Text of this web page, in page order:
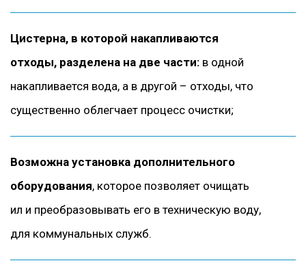
Цистерна, в которой накапливаются
отходы, разделена на две части: в одной
накапливается вода, а в другой – отходы, что
существенно облегчает процесс очистки;
Возможна установка дополнительного
оборудования, которое позволяет очищать
ил и преобразовывать его в техническую воду,
для коммунальных служб.